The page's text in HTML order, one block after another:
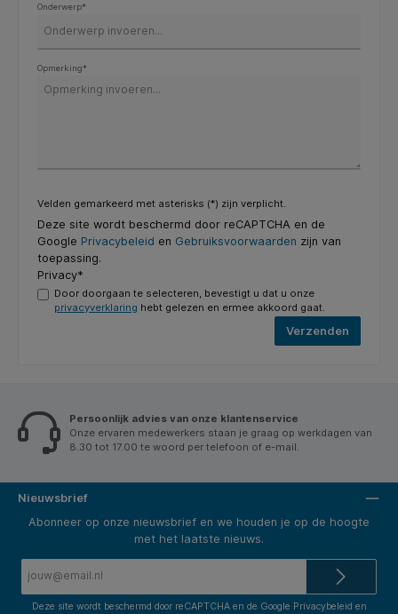
Onderwerp*
Opmerking*
Velden gemarkeerd met asterisks (*) zijn verplicht.
Deze site wordt beschermd door reCAPTCHA en de
Google Privacybeleid en Gebruiksvoorwaarden zijn van
toepassing.
Privacy*
Door doorgaan te selecteren, bevestigt u dat u onze
privacyverklaring hebt gelezen en ermee akkoord gaat.
Verzenden
Persoonlijk advies van onze klantenservice
Onze ervaren medewerkers staan je graag op werkdagen van
8.30 tot 17.00 te woord per telefoon of e-mail.
Nieuwsbrief
Abonneer op onze nieuwsbrief en we houden je op de hoogte
met het laatste nieuws.
Deze site wordt beschermd door reCAPTCHA en de Google Privacybeleid en